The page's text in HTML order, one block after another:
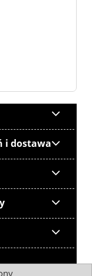
i dostawa